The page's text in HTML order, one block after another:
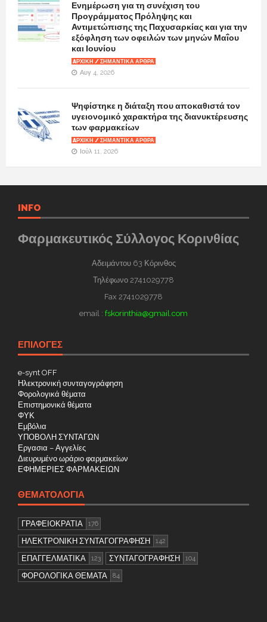
Ενημέρωση για τη συνέχιση του
Προγράμματος Πρόληψης και
Αντιμετώπισης της Παχυσαρκίας και για την
εξόφληση των οφειλών των μηνών Μαΐου
και Ιουνίου
AΡΧΙΚΉ / ΣΗΜΑΝΤΙΚΆ ΆΡΘΡΑ
Αυγ 4, 2026
Ψηφίστηκε η διάταξη που αποκαθιστά τον
υγειονομικό χαρακτήρα της διανυκτέρευσης
των φαρμακείων
AΡΧΙΚΉ / ΣΗΜΑΝΤΙΚΆ ΆΡΘΡΑ
Ιούλ 11, 2026
INFO
Φαρμακευτικός Σύλλογος Κορινθίας
Αδειμάντου 63 Κόρινθος
Τηλέφωνο 2741029778
Fax 2741029778
email : fskorinthia@gmail.com
ΕΠΙΛΟΓΕΣ
e-synt OFF
Ηλεκτρονική συνταγογράφηση
Φορολογικά θέματα
Επιστημονικά θέματα
ΦΥΚ
Εμβόλια
ΥΠΟΒΟΛΗ ΣΥΝΤΑΓΩΝ
Εργασια – Αγγελίες
Διευρυμένο ωράριο φαρμακείων
ΕΦΗΜΕΡΙΕΣ ΦΑΡΜΑΚΕΙΩΝ
ΘΕΜΑΤΟΛΟΓΊΑ
ΓΡΑΦΕΙΟΚΡΑΤΙΑ 176
ΗΛΕΚΤΡΟΝΙΚΗ ΣΥΝΤΑΓΟΓΡΑΦΗΣΗ 142
ΕΠΑΓΓΕΛΜΑΤΙΚΑ 123 ΣΥΝΤΑΓΟΓΡΑΦΗΣΗ 104
ΦΟΡΟΛΟΓΙΚΑ ΘΕΜΑΤΑ 84